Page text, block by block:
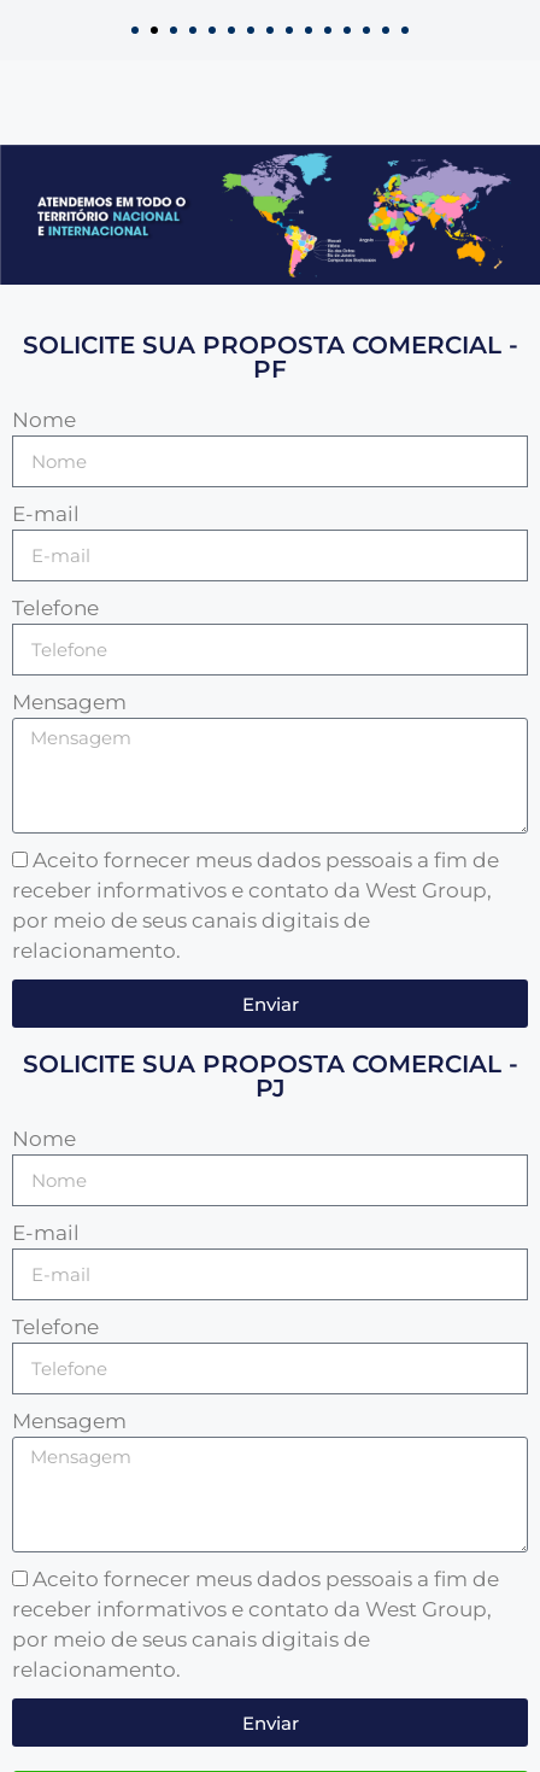
SOLICITE SUA PROPOSTA COMERCIAL -
PF
Nome
E-mail
Telefone
Mensagem
Aceito fornecer meus dados pessoais a fim de
receber informativos e contato da West Group,
por meio de seus canais digitais de
relacionamento.
Enviar
SOLICITE SUA PROPOSTA COMERCIAL -
PJ
Nome
E-mail
Telefone
Mensagem
Aceito fornecer meus dados pessoais a fim de
receber informativos e contato da West Group,
por meio de seus canais digitais de
relacionamento.
Enviar